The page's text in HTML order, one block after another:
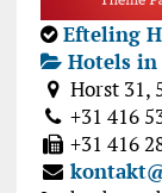
Efteling
Hotels in
Horst 31,
+31 416
+31 416